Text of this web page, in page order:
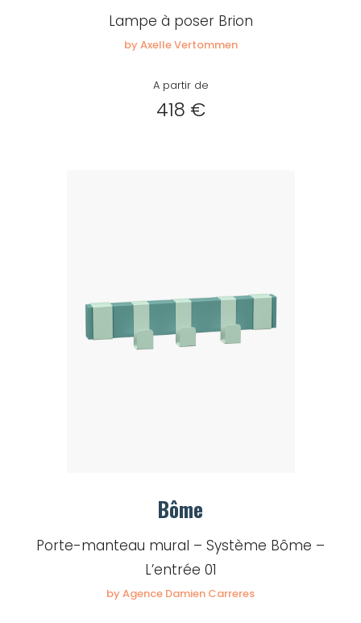
Lampe à poser Brion
by Axelle Vertommen
A partir de
418 €
Bôme
Porte-manteau mural – Système Bôme –
L’entrée 01
by Agence Damien Carreres